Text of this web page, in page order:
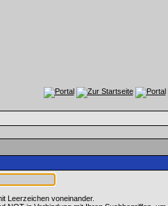
Leerzeichen voneinander.